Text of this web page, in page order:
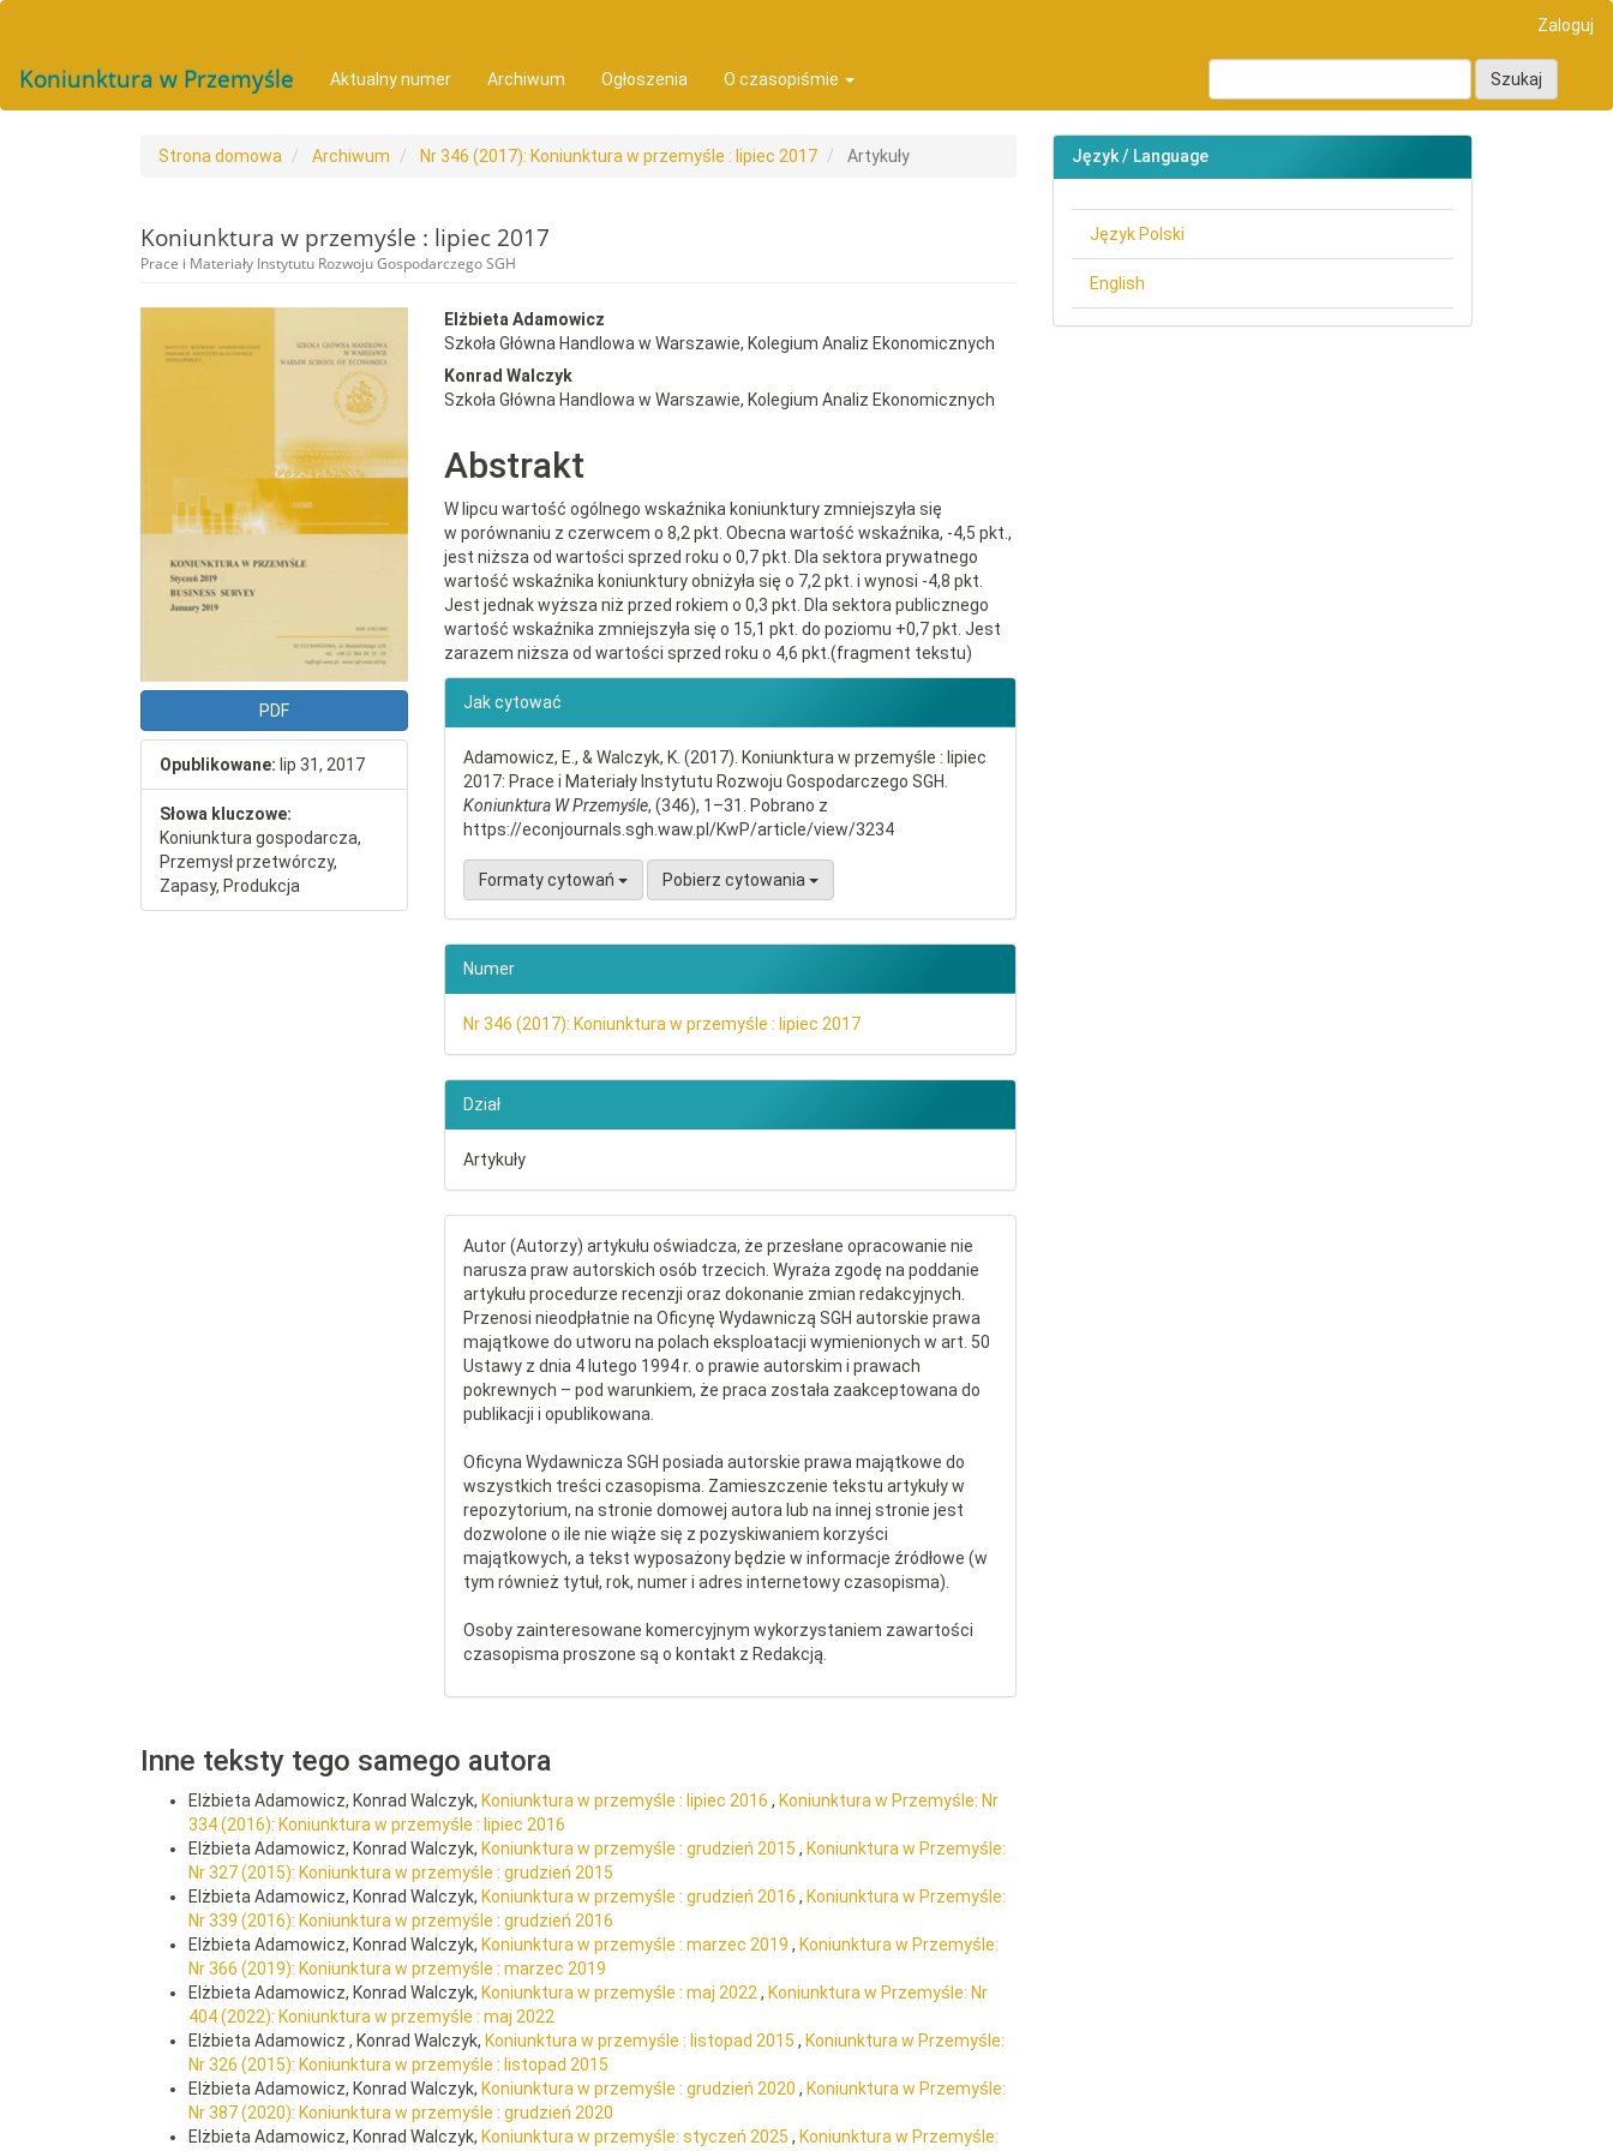
Zaloguj
Koniunktura w Przemyśle Aktualny numer Archiwum Ogłoszenia O czasopiśmie Szukaj
Strona domowa Archiwum Nr 346 (2017): Koniunktura w przemyśle : lipiec 2017 Artykuły
Koniunktura w przemyśle : lipiec 2017
Prace i Materiały Instytutu Rozwoju Gospodarczego SGH
##plugins.themes.bootstrap3.article.sidebar##
PDF
Opublikowane: lip 31, 2017
Słowa kluczowe:
Koniunktura gospodarcza,
Przemysł przetwórczy,
Zapasy, Produkcja
##plugins.themes.bootstrap3.article.main##
Elżbieta Adamowicz
Szkoła Główna Handlowa w Warszawie, Kolegium Analiz Ekonomicznych
Konrad Walczyk
Szkoła Główna Handlowa w Warszawie, Kolegium Analiz Ekonomicznych
Abstrakt
W lipcu wartość ogólnego wskaźnika koniunktury zmniejszyła się
w porównaniu z czerwcem o 8,2 pkt. Obecna wartość wskaźnika, -4,5 pkt.,
jest niższa od wartości sprzed roku o 0,7 pkt. Dla sektora prywatnego
wartość wskaźnika koniunktury obniżyła się o 7,2 pkt. i wynosi -4,8 pkt.
Jest jednak wyższa niż przed rokiem o 0,3 pkt. Dla sektora publicznego
wartość wskaźnika zmniejszyła się o 15,1 pkt. do poziomu +0,7 pkt. Jest
zarazem niższa od wartości sprzed roku o 4,6 pkt.(fragment tekstu)
##plugins.themes.bootstrap3.article.details##
Jak cytować
Adamowicz, E., & Walczyk, K. (2017). Koniunktura w przemyśle : lipiec
2017: Prace i Materiały Instytutu Rozwoju Gospodarczego SGH.
Koniunktura W Przemyśle, (346), 1–31. Pobrano z
https://econjournals.sgh.waw.pl/KwP/article/view/3234
Formaty cytowań Pobierz cytowania
Numer
Nr 346 (2017): Koniunktura w przemyśle : lipiec 2017
Dział
Artykuły
Autor (Autorzy) artykułu oświadcza, że przesłane opracowanie nie
narusza praw autorskich osób trzecich. Wyraża zgodę na poddanie
artykułu procedurze recenzji oraz dokonanie zmian redakcyjnych.
Przenosi nieodpłatnie na Oficynę Wydawniczą SGH autorskie prawa
majątkowe do utworu na polach eksploatacji wymienionych w art. 50
Ustawy z dnia 4 lutego 1994 r. o prawie autorskim i prawach
pokrewnych – pod warunkiem, że praca została zaakceptowana do
publikacji i opublikowana.
Oficyna Wydawnicza SGH posiada autorskie prawa majątkowe do
wszystkich treści czasopisma. Zamieszczenie tekstu artykuły w
repozytorium, na stronie domowej autora lub na innej stronie jest
dozwolone o ile nie wiąże się z pozyskiwaniem korzyści
majątkowych, a tekst wyposażony będzie w informacje źródłowe (w
tym również tytuł, rok, numer i adres internetowy czasopisma).
Osoby zainteresowane komercyjnym wykorzystaniem zawartości
czasopisma proszone są o kontakt z Redakcją.
Inne teksty tego samego autora
Elżbieta Adamowicz, Konrad Walczyk, Koniunktura w przemyśle : lipiec 2016 , Koniunktura w Przemyśle: Nr
334 (2016): Koniunktura w przemyśle : lipiec 2016
Elżbieta Adamowicz, Konrad Walczyk, Koniunktura w przemyśle : grudzień 2015 , Koniunktura w Przemyśle:
Nr 327 (2015): Koniunktura w przemyśle : grudzień 2015
Elżbieta Adamowicz, Konrad Walczyk, Koniunktura w przemyśle : grudzień 2016 , Koniunktura w Przemyśle:
Nr 339 (2016): Koniunktura w przemyśle : grudzień 2016
Elżbieta Adamowicz, Konrad Walczyk, Koniunktura w przemyśle : marzec 2019 , Koniunktura w Przemyśle:
Nr 366 (2019): Koniunktura w przemyśle : marzec 2019
Elżbieta Adamowicz, Konrad Walczyk, Koniunktura w przemyśle : maj 2022 , Koniunktura w Przemyśle: Nr
404 (2022): Koniunktura w przemyśle : maj 2022
Elżbieta Adamowicz , Konrad Walczyk, Koniunktura w przemyśle : listopad 2015 , Koniunktura w Przemyśle:
Nr 326 (2015): Koniunktura w przemyśle : listopad 2015
Elżbieta Adamowicz, Konrad Walczyk, Koniunktura w przemyśle : grudzień 2020 , Koniunktura w Przemyśle:
Nr 387 (2020): Koniunktura w przemyśle : grudzień 2020
Elżbieta Adamowicz, Konrad Walczyk, Koniunktura w przemyśle: styczeń 2025 , Koniunktura w Przemyśle:
Język / Language
Język Polski
English